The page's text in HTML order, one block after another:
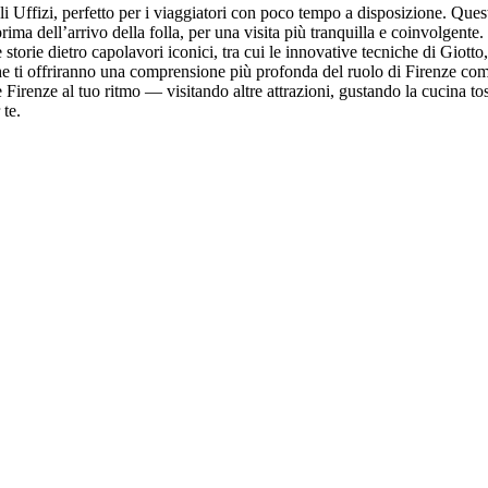
perfetto per i viaggiatori con poco tempo a disposizione.
dell’arrivo della folla, per una visita più tranquilla e
dietro capolavori iconici, tra cui le innovative tecniche di
offriranno una comprensione più profonda del ruolo di Firenze
al tuo ritmo — visitando altre attrazioni, gustando la cucina